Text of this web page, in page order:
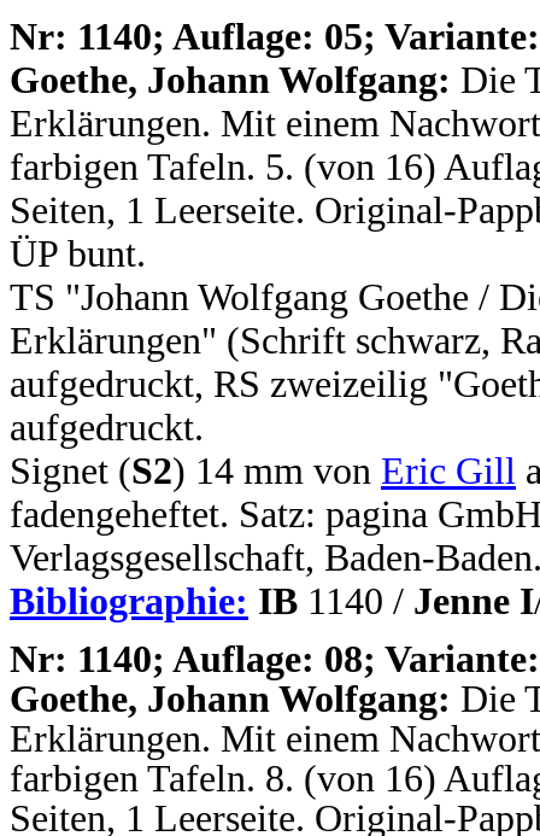
Nr: 1140; Auflage: 05;
Goethe, Johann Wolfgang: Die
Erklärungen. Mit einem
farbigen Tafeln. 5. (von 16)
Seiten, 1 Leerseite. Original-
ÜP bunt.
TS "Johann Wolfgang Goethe /
Erklärungen" (Schrift schwarz,
aufgedruckt, RS zweizeilig
aufgedruckt.
Signet (S2) 14 mm von Eric Gill
fadengeheftet. Satz: pagina
Verlagsgesellschaft, Baden-
Bibliographie: IB 1140 / Jenne I
Nr: 1140; Auflage: 08;
Goethe, Johann Wolfgang: Die
Erklärungen. Mit einem
farbigen Tafeln. 8. (von 16)
Seiten, 1 Leerseite. Original-